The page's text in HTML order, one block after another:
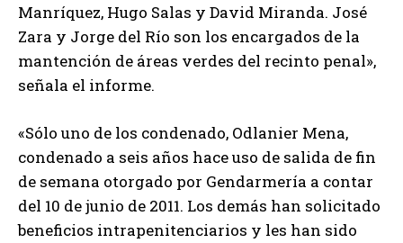
Manríquez, Hugo Salas y David Miranda. José
Zara y Jorge del Río son los encargados de la
mantención de áreas verdes del recinto penal»,
señala el informe.
«Sólo uno de los condenado, Odlanier Mena,
condenado a seis años hace uso de salida de fin
de semana otorgado por Gendarmería a contar
del 10 de junio de 2011. Los demás han solicitado
beneficios intrapenitenciarios y les han sido